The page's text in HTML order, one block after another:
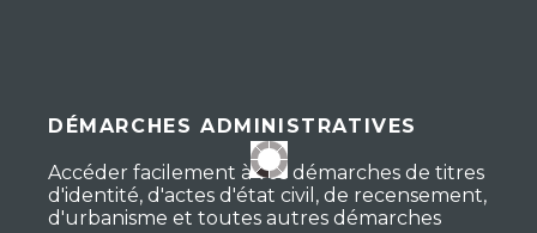
DÉMARCHES ADMINISTRATIVES
Accéder facilement à vos démarches de titres
d'identité, d'actes d'état civil, de recensement,
d'urbanisme et toutes autres démarches